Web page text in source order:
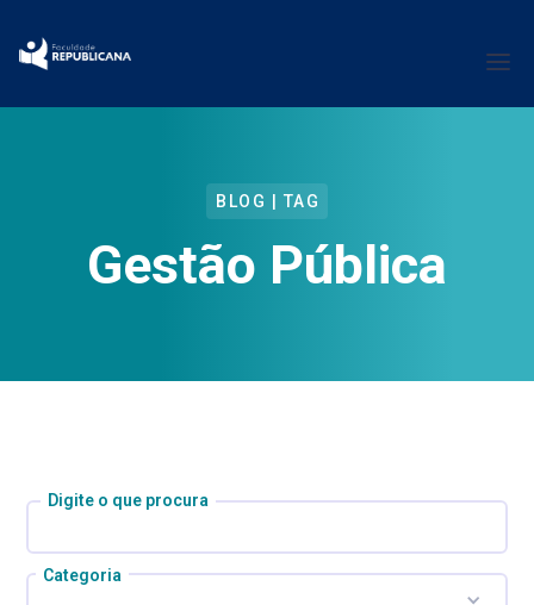
BLOG | TAG
Gestão Pública
Digite o que procura
Categoria